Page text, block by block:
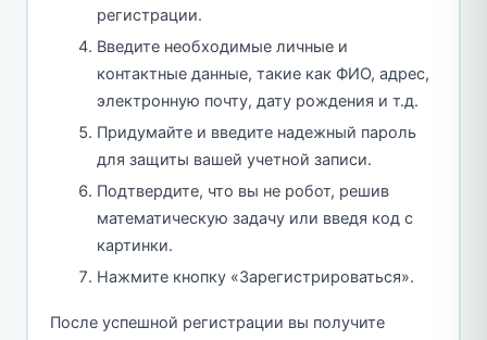
регистрации.
Введите необходимые личные и
контактные данные, такие как ФИО, адрес,
электронную почту, дату рождения и т.д.
Придумайте и введите надежный пароль
для защиты вашей учетной записи.
Подтвердите, что вы не робот, решив
математическую задачу или введя код с
картинки.
Нажмите кнопку «Зарегистрироваться».
После успешной регистрации вы получите